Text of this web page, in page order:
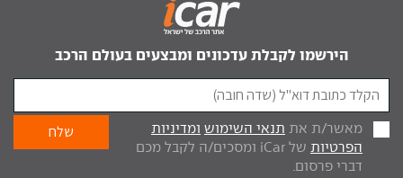
הירשמו לקבלת עדכונים ומבצעים בעולם הרכב
מאשר/ת את תנאי השימוש ומדיניות
הפרטיות
של iCar ומסכים/ה לקבל מכם
דברי פרסום.